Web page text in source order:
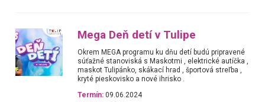
Mega Deň detí v Tulipe
Okrem MEGA programu ku dňu detí budú pripravené
súťažné stanoviská s Maskotmi , elektrické autíčka ,
maskot Tulipánko, skákací hrad , športová streľba ,
kryté pieskovisko a nové ihrisko .
Termín: 09.06.2024